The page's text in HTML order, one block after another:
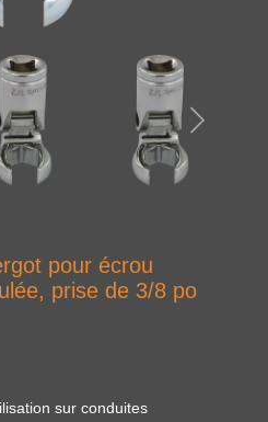
pour écrou
prise de 3/8 po
sur conduites